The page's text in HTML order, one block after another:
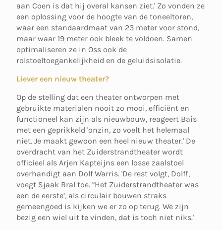
aan Coen is dat hij overal kansen ziet.' Zo vonden ze
een oplossing voor de hoogte van de toneeltoren,
waar een standaardmaat van 23 meter voor stond,
maar waar 19 meter ook bleek te voldoen. Samen
optimaliseren ze in Oss ook de
rolstoeltoegankelijkheid en de geluidsisolatie.
Liever een nieuw theater?
Op de stelling dat een theater ontworpen met
gebruikte materialen nooit zo mooi, efficiënt en
functioneel kan zijn als nieuwbouw, reageert Bais
met een geprikkeld 'onzin, zo voelt het helemaal
niet. Je maakt gewoon een heel nieuw theater.' De
overdracht van het Zuiderstrandtheater wordt
officieel als Arjen Kapteijns een losse zaalstoel
overhandigt aan Dolf Warris. 'De rest volgt, Dolf!',
voegt Sjaak Bral toe. '‘Het Zuiderstrandtheater was
een de eerste’, als circulair bouwen straks
gemeengoed is kijken we er zo op terug. We zijn
bezig een wiel uit te vinden, dat is toch niet niks.'